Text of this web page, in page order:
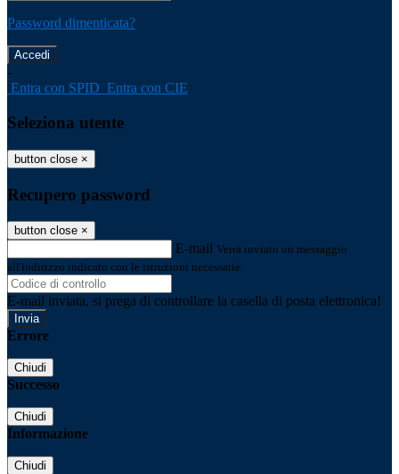
Password dimenticata?
-
Entra con SPID Entra con CIE
Seleziona utente
button close ×
Recupero password
button close ×
E-mail Verrà inviato un messaggio
all'indirizzo indicato con le istruzioni necessarie.
E-mail inviata, si prega di controllare la casella di posta elettronica!
Errore
Chiudi
Successo
Chiudi
Informazione
Chiudi